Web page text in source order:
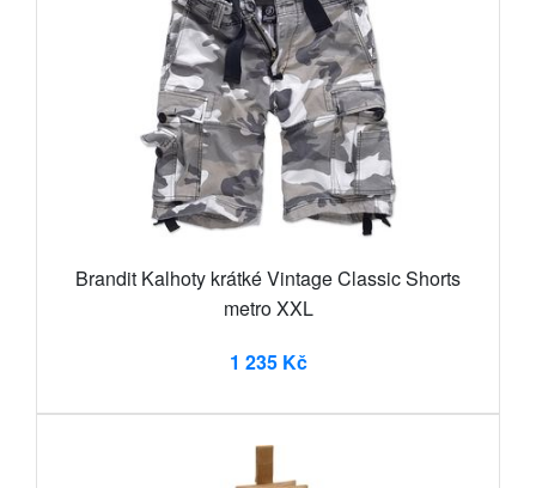
Brandit Kalhoty krátké Vintage Classic Shorts
metro XXL
1 235 Kč